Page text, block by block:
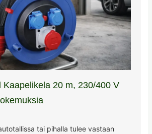
Kaapelikela 20 m, 230/400 V
tai pihalla tulee vastaan